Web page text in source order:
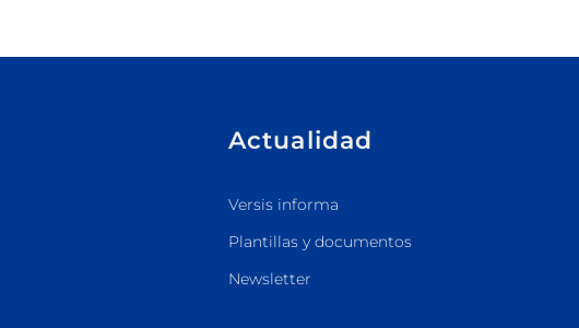
Actualidad
Versis informa
Plantillas y documentos
Newsletter